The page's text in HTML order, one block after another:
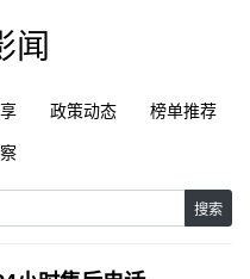
闻
政策动态
榜单推荐
搜索